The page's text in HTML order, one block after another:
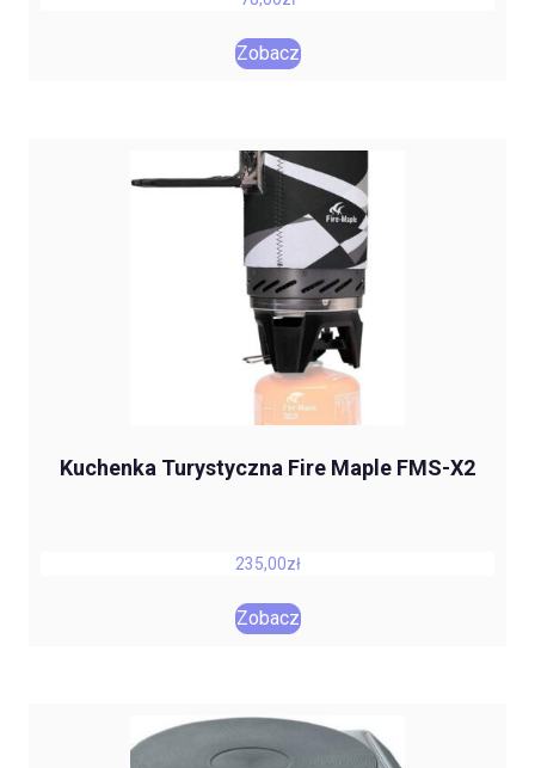
Zobacz
Kuchenka Turystyczna Fire Maple FMS-X2
235,00zł
Zobacz